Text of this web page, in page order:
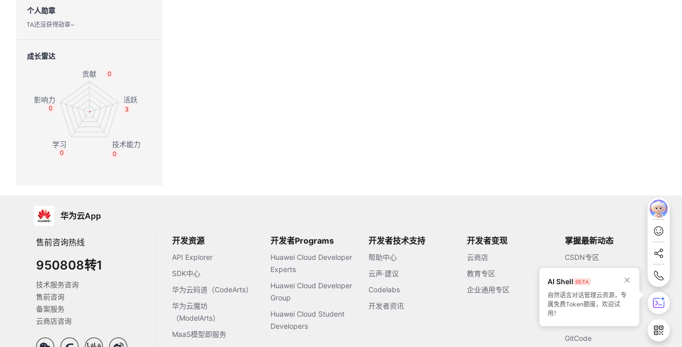
个人勋章
TA还没获得勋章~
成长雷达
0
3
0
0
0
华为云App
售前咨询热线
950808转1
技术服务咨询
售前咨询
备案服务
云商店咨询
开发资源
API Explorer
SDK中心
华为云码道（CodeArts）
华为云魔坊
（ModelArts）
MaaS模型即服务
开发者Programs
Huawei Cloud Developer
Experts
Huawei Cloud Developer
Group
Huawei Cloud Student
Developers
开发者技术支持
帮助中心
云声·建议
Codelabs
开发者资讯
开发者变现
云商店
教育专区
企业通用专区
掌握最新动态
CSDN专区
51CTO
GitCode
AI Shell
自然语言对话管理云资源，专
属免费Token额度，欢迎试
用！